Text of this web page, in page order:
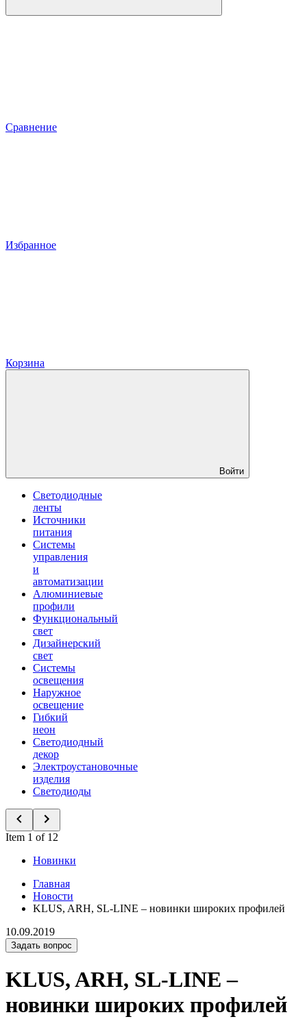
Сравнение
Избранное
Корзина
Войти
Светодиодные
ленты
Источники
питания
Системы
управления
и
автоматизации
Алюминиевые
профили
Функциональный
свет
Дизайнерский
свет
Системы
освещения
Наружное
освещение
Гибкий
неон
Светодиодный
декор
Электроустановочные
изделия
Светодиоды
Item 1 of 12
Новинки
Главная
Новости
KLUS, ARH, SL-LINE – новинки широких профилей
10.09.2019
Задать вопрос
KLUS, ARH, SL-LINE –
новинки широких профилей